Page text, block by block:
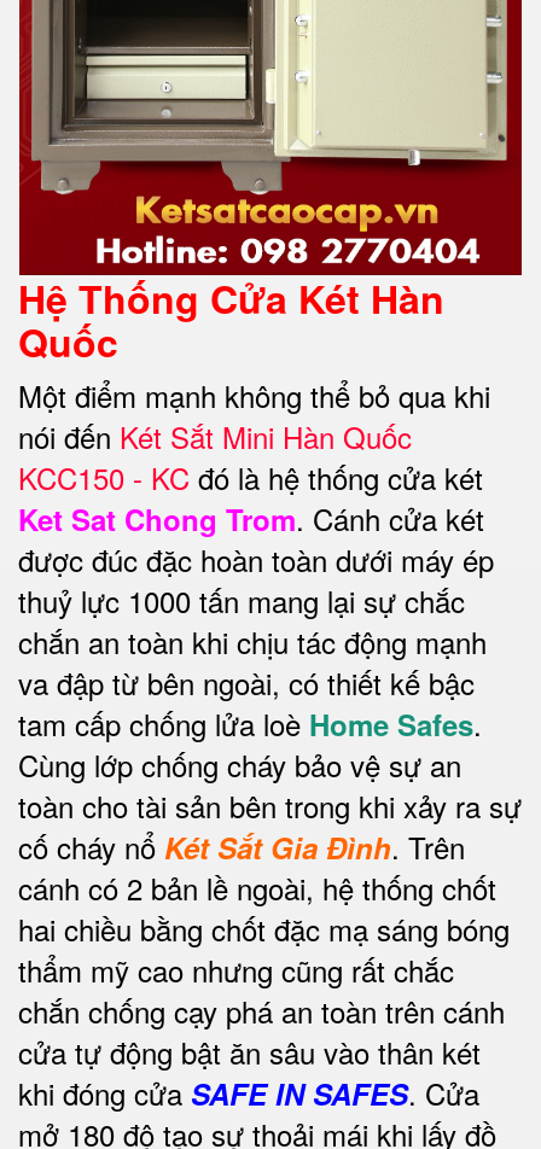
Hệ Thống Cửa Két Hàn
Quốc
Một điểm mạnh không thể bỏ qua khi
nói đến Két Sắt Mini Hàn Quốc
KCC150 - KC đó là hệ thống cửa két
Ket Sat Chong Trom. Cánh cửa két
được đúc đặc hoàn toàn dưới máy ép
thuỷ lực 1000 tấn mang lại sự chắc
chắn an toàn khi chịu tác động mạnh
va đập từ bên ngoài, có thiết kế bậc
tam cấp chống lửa loè Home Safes.
Cùng lớp chống cháy bảo vệ sự an
toàn cho tài sản bên trong khi xảy ra sự
cố cháy nổ Két Sắt Gia Đình. Trên
cánh có 2 bản lề ngoài, hệ thống chốt
hai chiều bằng chốt đặc mạ sáng bóng
thẩm mỹ cao nhưng cũng rất chắc
chắn chống cạy phá an toàn trên cánh
cửa tự động bật ăn sâu vào thân két
khi đóng cửa SAFE IN SAFES. Cửa
mở 180 độ tạo sự thoải mái khi lấy đồ